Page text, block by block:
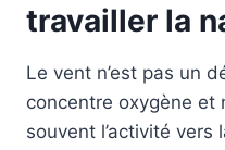
travailler la
Le vent n’est pas un
concentre oxygène et
souvent l’activité vers